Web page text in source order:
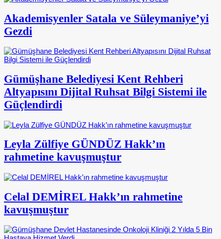
Akademisyenler Satala ve Süleymaniye’yi
Gezdi
Gümüşhane Belediyesi Kent Rehberi
Altyapısını Dijital Ruhsat Bilgi Sistemi ile
Güçlendirdi
Leyla Zülfiye GÜNDÜZ Hakk’ın
rahmetine kavuşmuştur
Celal DEMİREL Hakk’ın rahmetine
kavuşmuştur